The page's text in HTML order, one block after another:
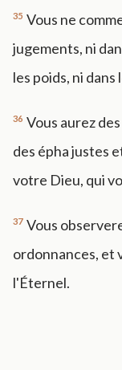
35 Vous ne
jugements, ni
les poids, ni
36 Vous aurez
des épha justes
votre Dieu, qui
37 Vous
ordonnances, et
l'Éternel.